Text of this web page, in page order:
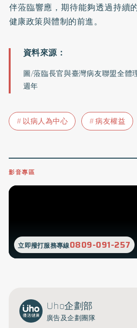
伴蒞臨響應，期待能夠透過持續
健康政策與體制的前進。
圖/蒞臨⾧官與臺灣病友聯盟全體
週年
以病人為中心 病友權益
影音專區
立即撥打服務專線0809-091-257
Uho企劃部
廣告及企劃團隊